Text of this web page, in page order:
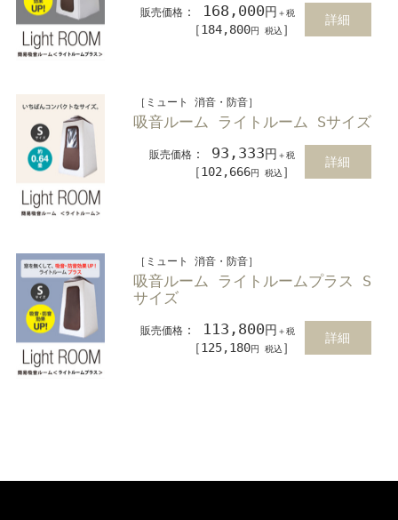
販売価格 ： 168,000円 ＋税
［184,800円 税込 ］
詳細
［ミュート 消音・防音］
吸音ルーム ライトルーム Sサイズ
販売価格 ： 93,333円 ＋税
［102,666円 税込 ］
詳細
［ミュート 消音・防音］
吸音ルーム ライトルームプラス S
サイズ
販売価格 ： 113,800円 ＋税
［125,180円 税込 ］
詳細